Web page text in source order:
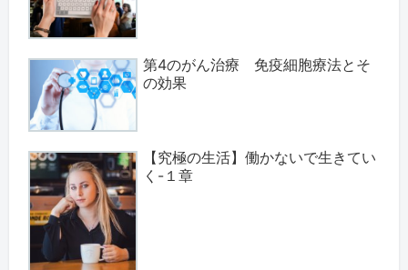
第4のがん治療 免疫細胞療法とそ
の効果
【究極の生活】働かないで生きてい
く-１章